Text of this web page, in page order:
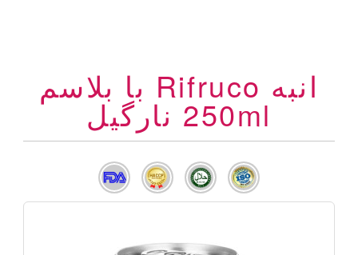
انبه Rifruco با بلاسم
250ml نارگیل